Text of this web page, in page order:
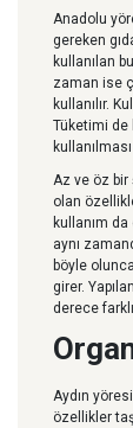
Anadolu
gereken
kullanılan
zaman ise
kullanılır.
Tüketimi de
Az ve öz bir
olan
kullanım
aynı
böyle
girer.
derece
Aydın
özellikler